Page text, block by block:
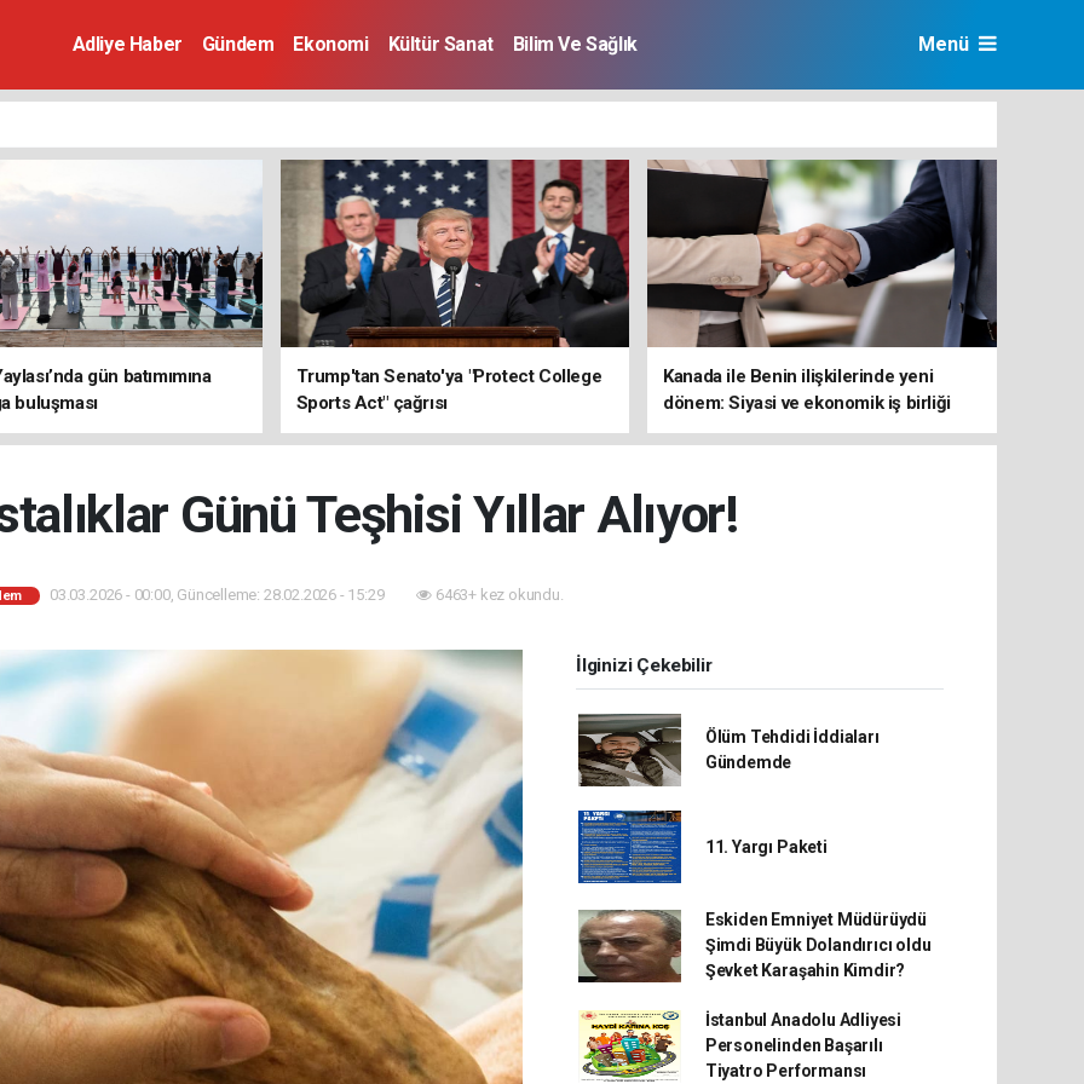
Adliye Haber Gündem Ekonomi Kültür Sanat Bilim Ve Sağlık Menü
gün batımımına
buluşması
Trump'tan Senato'ya "Protect College
Sports Act" çağrısı
Kanada ile Benin ilişkilerinde yeni
dönem: Siyasi ve ekonomik iş birliği
güçleniyor
Günü Teşhisi Yıllar Alıyor!
03.03.2026 - 00:00, Güncelleme: 28.02.2026 - 15:29 6463+ kez okundu.
İlginizi Çekebilir
Ölüm Tehdidi İddiaları
Gündemde
11. Yargı Paketi
Eskiden Emniyet Müdürüydü
Şimdi Büyük Dolandırıcı oldu
Şevket Karaşahin Kimdir?
İstanbul Anadolu Adliyesi
Personelinden Başarılı
Tiyatro Performansı